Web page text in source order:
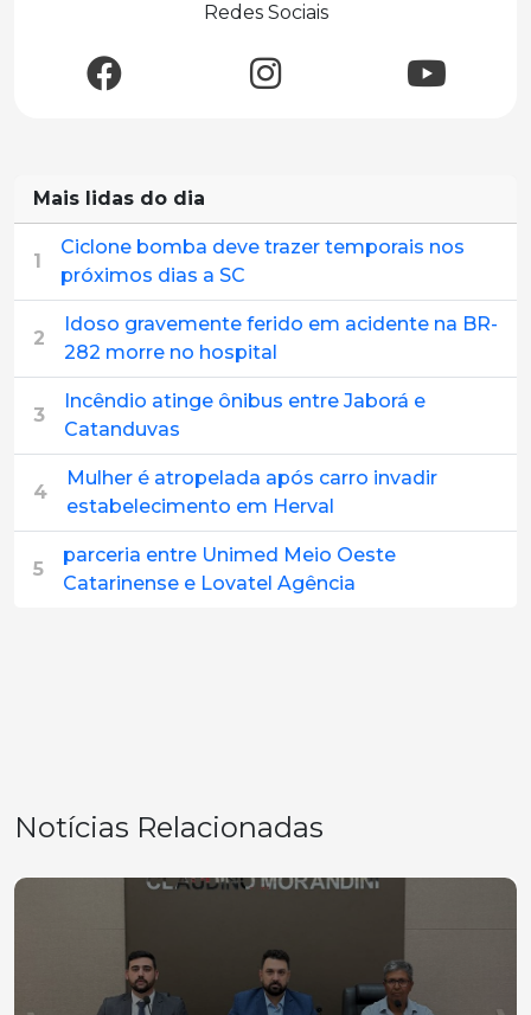
Redes Sociais
Mais lidas do dia
1
Ciclone bomba deve trazer temporais nos
próximos dias a SC
2
Idoso gravemente ferido em acidente na BR-
282 morre no hospital
3
Incêndio atinge ônibus entre Jaborá e
Catanduvas
4
Mulher é atropelada após carro invadir
estabelecimento em Herval
5
parceria entre Unimed Meio Oeste
Catarinense e Lovatel Agência
Notícias Relacionadas